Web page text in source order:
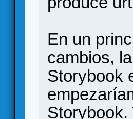
En un
cambios,
Storybook
Storybook.